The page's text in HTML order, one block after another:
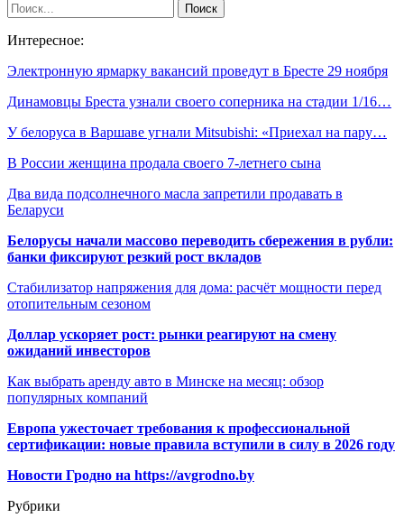
Интересное:
Электронную ярмарку вакансий проведут в Бресте 29 ноября
Динамовцы Бреста узнали своего соперника на стадии 1/16…
У белоруса в Варшаве угнали Mitsubishi: «Приехал на пару…
В России женщина продала своего 7-летнего сына
Два вида подсолнечного масла запретили продавать в
Беларуси
Белорусы начали массово переводить сбережения в рубли:
банки фиксируют резкий рост вкладов
Стабилизатор напряжения для дома: расчёт мощности перед
отопительным сезоном
Доллар ускоряет рост: рынки реагируют на смену
ожиданий инвесторов
Как выбрать аренду авто в Минске на месяц: обзор
популярных компаний
Европа ужесточает требования к профессиональной
сертификации: новые правила вступили в силу в 2026 году
Новости Гродно на https://avgrodno.by
Рубрики